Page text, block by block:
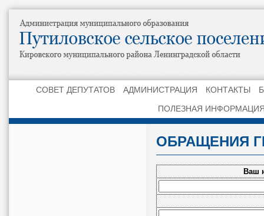
СОВЕТ ДЕПУТАТОВ АДМИНИСТРАЦИЯ КОНТАКТЫ
ПОЛЕЗНАЯ
ОБРАЩЕНИЯ
Ваш